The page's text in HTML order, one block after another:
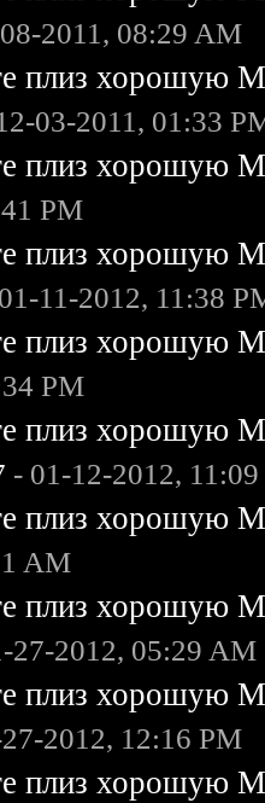
2011, 08:29 AM
плиз хорошую
03-2011, 01:33
плиз хорошую
PM
плиз хорошую
11-2012, 11:38
плиз хорошую
PM
плиз хорошую
- 01-12-2012,
плиз хорошую
AM
плиз хорошую
27-2012, 05:29 AM
плиз хорошую
2012, 12:16 PM
плиз хорошую